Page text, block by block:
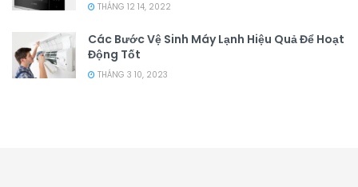
THÁNG 12 14, 2022
Các Bước Vệ Sinh Máy Lạnh Hiệu Quả Để Hoạt
Động Tốt
THÁNG 3 10, 2023